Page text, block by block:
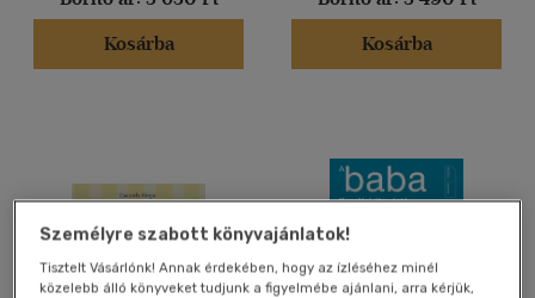
Gyermek és ifjúsági
Felnőtt(728)
Magyar(789)
Angol(4)
Német(3)
Kosárba
Kosárba
Személyre szabott könyvajánlatok!
Tisztelt Vásárlónk! Annak érdekében, hogy az ízléséhez minél
közelebb álló könyveket tudjunk a figyelmébe ajánlani, arra kérjük,